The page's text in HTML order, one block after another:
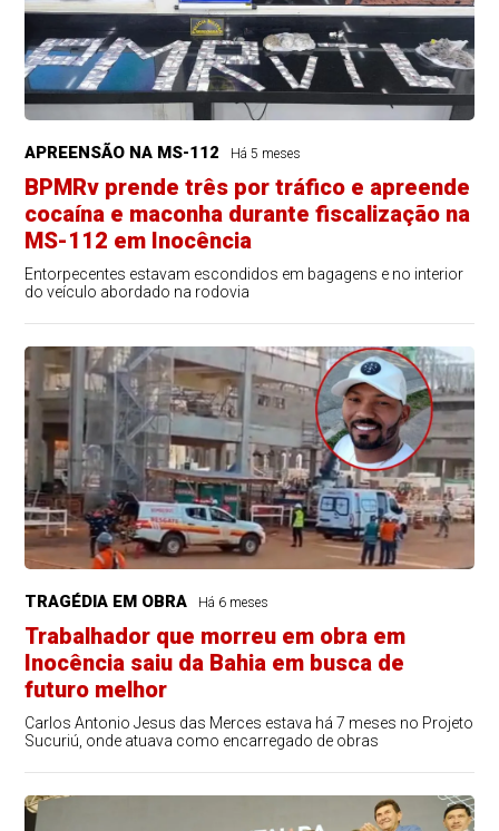
APREENSÃO NA MS-112 Há 5 meses
BPMRv prende três por tráfico e apreende
cocaína e maconha durante fiscalização na
MS-112 em Inocência
Entorpecentes estavam escondidos em bagagens e no interior
do veículo abordado na rodovia
TRAGÉDIA EM OBRA Há 6 meses
Trabalhador que morreu em obra em
Inocência saiu da Bahia em busca de
futuro melhor
Carlos Antonio Jesus das Merces estava há 7 meses no Projeto
Sucuriú, onde atuava como encarregado de obras